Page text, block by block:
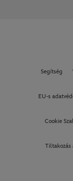
Segítség
EU-s
Cookie
Tiltakozás